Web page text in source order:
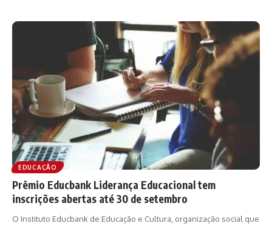
EDUCAÇÃO
Prêmio Educbank Liderança Educacional tem
inscrições abertas até 30 de setembro
O Instituto Educbank de Educação e Cultura, organização social que